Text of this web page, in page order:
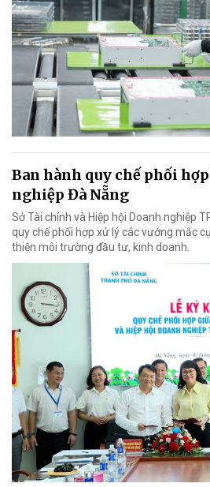
Ban hành quy chế phối
nghiệp Đà Nẵng
Sở Tài chính và Hiệp hội Doanh nghiệp
quy chế phối hợp xử lý các vướng mắc
thiện môi trường đầu tư, kinh doanh.